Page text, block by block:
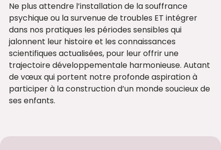
Ne plus attendre l’installation de la souffrance
psychique ou la survenue de troubles ET intégrer
dans nos pratiques les périodes sensibles qui
jalonnent leur histoire et les connaissances
scientifiques actualisées, pour leur offrir une
trajectoire développementale harmonieuse. Autant
de vœux qui portent notre profonde aspiration à
participer à la construction d’un monde soucieux de
ses enfants.